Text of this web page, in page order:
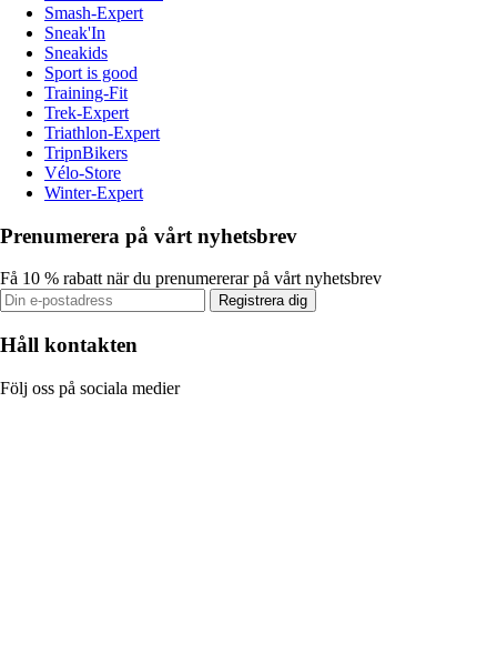
Smash-Expert
Sneak'In
Sneakids
Sport is good
Training-Fit
Trek-Expert
Triathlon-Expert
TripnBikers
Vélo-Store
Winter-Expert
Prenumerera på vårt nyhetsbrev
Få 10 % rabatt när du prenumererar på vårt nyhetsbrev
Registrera dig
Håll kontakten
Följ oss på sociala medier